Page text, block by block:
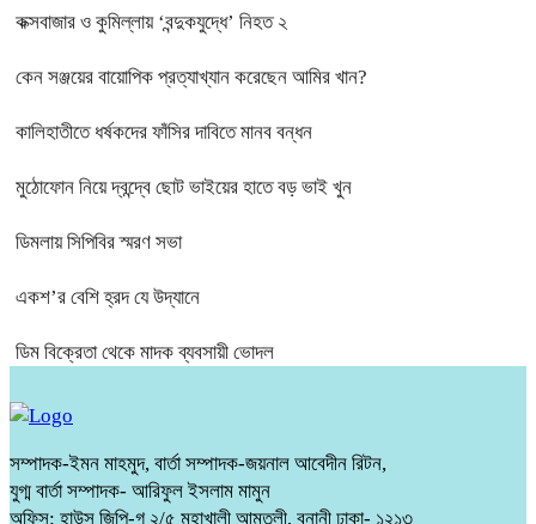
কক্সবাজার ও কুমিল্লায় ‘বন্দুকযুদ্ধে’ নিহত ২
কেন সঞ্জয়ের বায়োপিক প্রত্যাখ্যান করেছেন আমির খান?
কালিহাতীতে ধর্ষকদের ফাঁসির দাবিতে মানব বন্ধন
মুঠোফোন নিয়ে দ্বন্দ্বে ছোট ভাইয়ের হাতে বড় ভাই খুন
ডিমলায় সিপিবির স্মরণ সভা
একশ’র বেশি হ্রদ যে উদ্যানে
ডিম বিক্রেতা থেকে মাদক ব্যবসায়ী ভোদল
সম্পাদক-ইমন মাহমুদ, বার্তা সম্পাদক-জয়নাল আবেদীন রিটন,
যুগ্ম বার্তা সম্পাদক- আরিফুল ইসলাম মামুন
অফিস: হাউস জিপি-গ ২/৫ মহাখালী আমতলী, বনানী ঢাকা- ১২১৩